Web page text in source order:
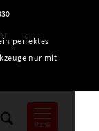
830
Menü
perfektes
nur mit